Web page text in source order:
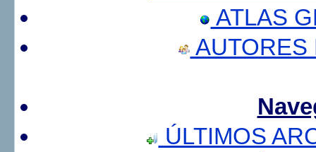
ATLAS
AUTORES
ÚLTIMOS